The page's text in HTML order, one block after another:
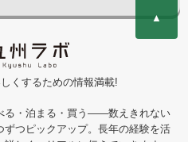
▲
くするための情報満載!
る・泊まる・買う――数えきれない
つピックアップ。長年の経験を活